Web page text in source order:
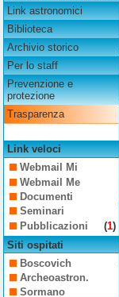
Link astronomici
Biblioteca
Archivio storico
Per lo staff
Prevenzione e
protezione
Trasparenza
Link veloci
Webmail Mi
Webmail Me
Documenti
Seminari
Pubblicazioni
(1)
Siti ospitati
Boscovich
Archeoastron.
Sormano